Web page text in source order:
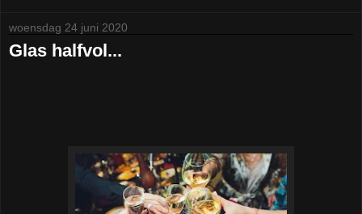
woensdag 24 juni 2020
Glas halfvol...